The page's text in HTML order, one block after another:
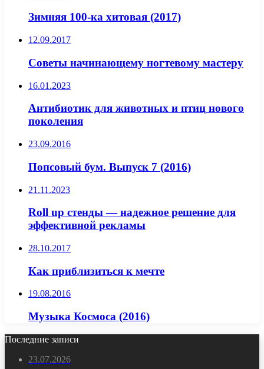
Зимняя 100-ка хитовая (2017)
12.09.2017
Советы начинающему ногтевому мастеру
16.01.2023
Антибиотик для животных и птиц нового
поколения
23.09.2016
Попсовый бум. Выпуск 7 (2016)
21.11.2023
Roll up стенды — надежное решение для
эффективной рекламы
28.10.2017
Как приблизиться к мечте
19.08.2016
Музыка Космоса (2016)
Последние записи
23.07.2026